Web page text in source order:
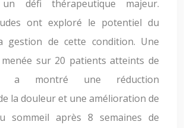
un défi thérapeutique majeur.
ont exploré le potentiel du
gestion de cette condition. Une
sur 20 patients atteints de
a montré une réduction
la douleur et une amélioration de
sommeil après 8 semaines de